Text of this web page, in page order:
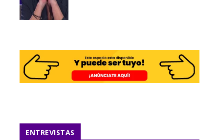
ENTREVISTAS